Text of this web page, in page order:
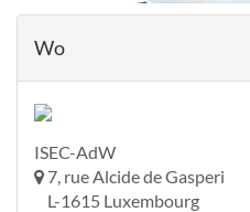
Wo
ISEC-AdW
7, rue Alcide de Gasperi
L-1615 Luxembourg